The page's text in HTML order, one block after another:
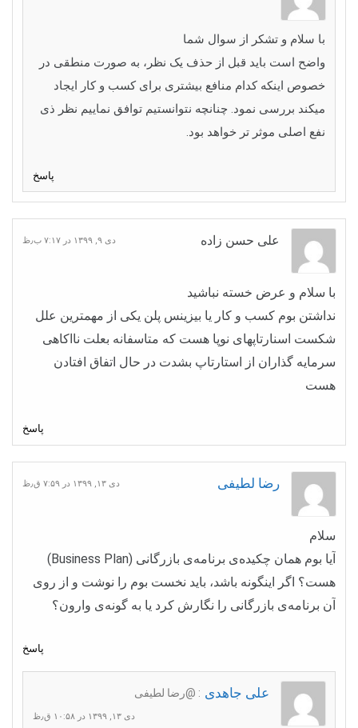
با سلام و تشکر از سوال شما
واضح است باید قبل از حذف یک نظر، به صورت منطقی در
خصوص اینکه کدام منافع بیشتری برای کسب و کار ایجاد
میکند بررسی نمود. چنانچه نتوانستیم توافق نماییم نظر ذی
نفع اصلی موثر تر خواهد بود.
پاسخ
علی حسن زاده دی ۹, ۱۳۹۹ در ۷:۱۷ ب٫ظ
با سلام و عرض خسته نباشید
نداشتن بوم کسب و کار یا بیزینس پلن یکی از مهمترین علل
شکست اسنارتاپهای نوپا هست که متاسفانه بعلت نااکاهی
سرمایه گذاران از استارتاپ بشدت در حال اتفاق افتادن
هست
پاسخ
رضا لطیفی دی ۱۳, ۱۳۹۹ در ۷:۵۹ ق٫ظ
سلام
آیا بوم همان چکیده‌ی برنامه‌ی بازرگانی (Business Plan)
هست؟ اگر اینگونه باشد، باید نخست بوم را نوشت و از روی
آن برنامه‌ی بازرگانی را نگارش کرد یا به گونه‌ی وارون؟
پاسخ
علی جاهدی : @رضا لطیفی
دی ۱۳, ۱۳۹۹ در ۱۰:۵۸ ق٫ظ